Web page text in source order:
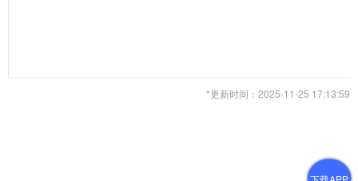
*更新时间：2025-11-25 17:13:59